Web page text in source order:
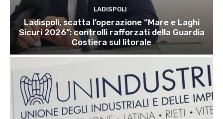
LADISPOLI
Ladispoli, scatta l’operazione “Mare e Laghi
Sicuri 2026”: controlli rafforzati della Guardia
Costiera sul litorale